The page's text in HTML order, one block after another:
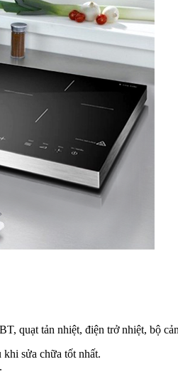
quạt tản nhiệt, điện trở nhiệt, bộ
khi sửa chữa tốt nhất.